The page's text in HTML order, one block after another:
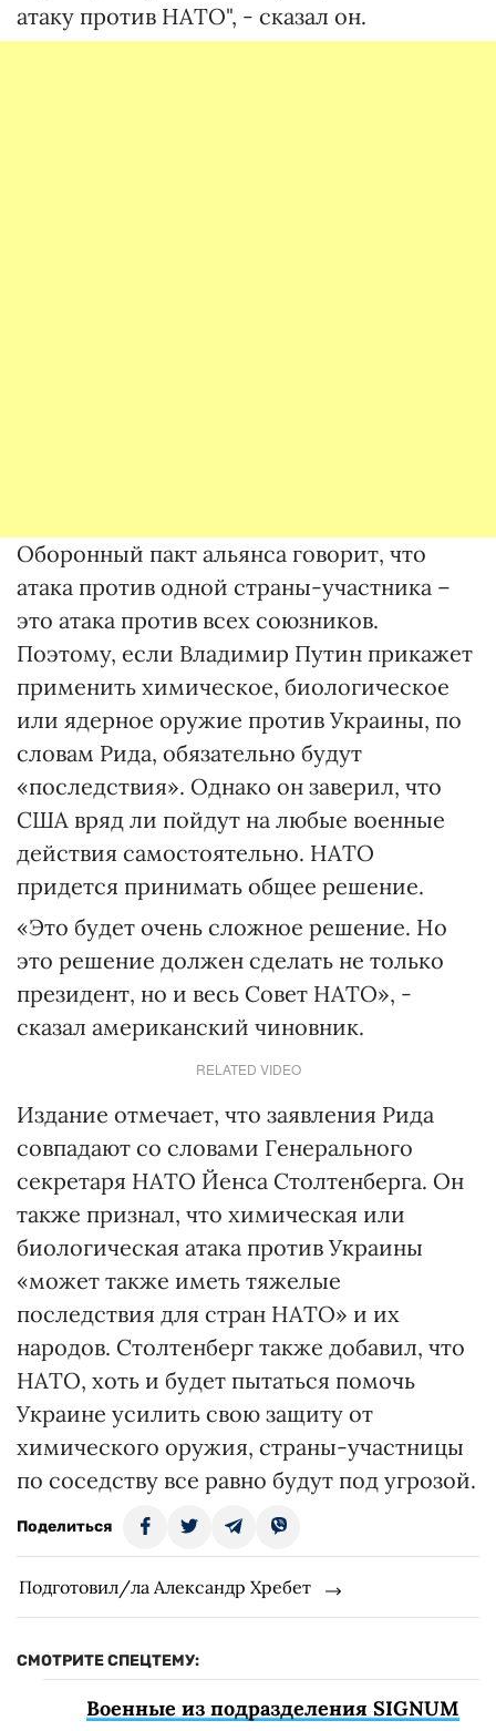
атаку против НАТО", - сказал он.
Оборонный пакт альянса говорит, что
атака против одной страны-участника –
это атака против всех союзников.
Поэтому, если Владимир Путин прикажет
применить химическое, биологическое
или ядерное оружие против Украины, по
словам Рида, обязательно будут
«последствия». Однако он заверил, что
США вряд ли пойдут на любые военные
действия самостоятельно. НАТО
придется принимать общее решение.
«Это будет очень сложное решение. Но
это решение должен сделать не только
президент, но и весь Совет НАТО», -
сказал американский чиновник.
RELATED VIDEO
Издание отмечает, что заявления Рида
совпадают со словами Генерального
секретаря НАТО Йенса Столтенберга. Он
также признал, что химическая или
биологическая атака против Украины
«может также иметь тяжелые
последствия для стран НАТО» и их
народов. Столтенберг также добавил, что
НАТО, хоть и будет пытаться помочь
Украине усилить свою защиту от
химического оружия, страны-участницы
по соседству все равно будут под угрозой.
Поделиться
Подготовил/ла Александр Хребет
СМОТРИТЕ СПЕЦТЕМУ:
Военные из подразделения SIGNUM